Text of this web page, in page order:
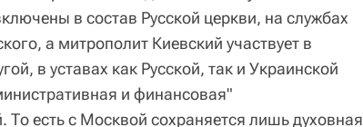
в состав Русской церкви, на службах
а митрополит Киевский участвует в
в уставах как Русской, так и Украинской
и финансовая"
То есть с Москвой сохраняется лишь духовная